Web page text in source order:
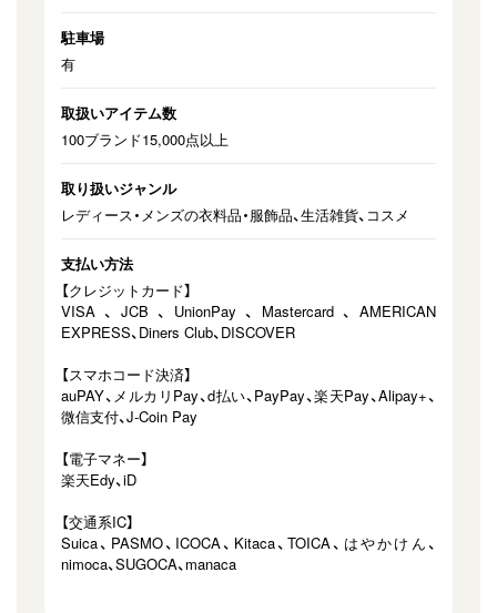
駐車場
有
取扱いアイテム数
100ブランド15,000点以上
取り扱いジャンル
レディース・メンズの⾐料品・服飾品、生活雑貨、コスメ
支払い方法
【クレジットカード】
VISA、JCB、UnionPay、Mastercard、AMERICAN
EXPRESS、Diners Club、DISCOVER
【スマホコード決済】
auPAY、メルカリPay、d払い、PayPay、楽天Pay、Alipay+、
微信支付、J-Coin Pay
【電子マネー】
楽天Edy、iD
【交通系IC】
Suica、PASMO、ICOCA、Kitaca、TOICA、はやかけん、
nimoca、SUGOCA、manaca